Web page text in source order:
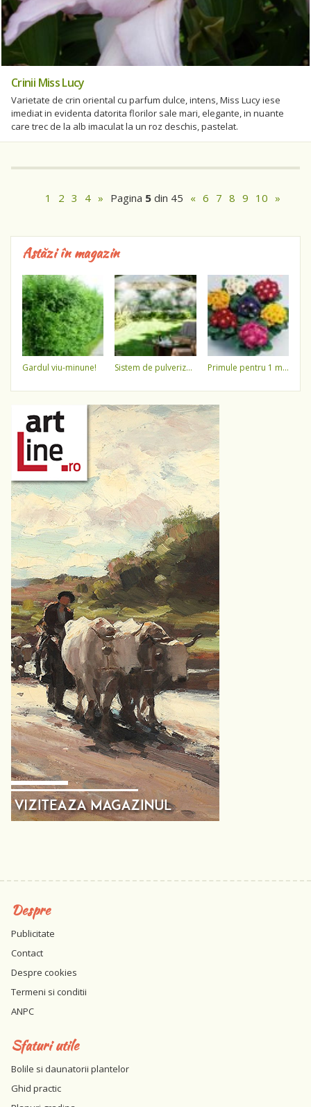
Crinii Miss Lucy
Varietate de crin oriental cu parfum dulce, intens, Miss Lucy iese
imediat in evidenta datorita florilor sale mari, elegante, in nuante
care trec de la alb imaculat la un roz deschis, pastelat.
1 2 3 4 » Pagina 5 din 45 « 6 7 8 9 10 »
Astăzi în magazin
gardul viu-minune! sistem de pulverizare a apei primule pentru 1 martie 3,5 lei / ghiveci !!!!
Despre
Publicitate
Contact
Despre cookies
Termeni si conditii
ANPC
Sfaturi utile
Bolile si daunatorii plantelor
Ghid practic